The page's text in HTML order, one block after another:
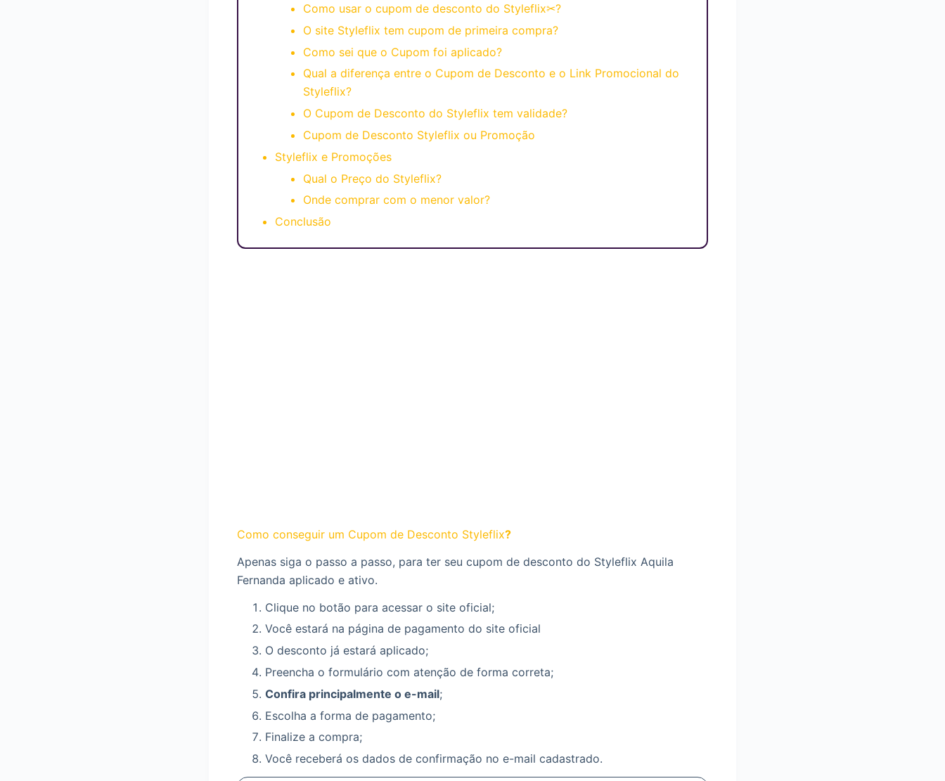
Como usar o cupom de desconto do Styleflix✂?
O site Styleflix tem cupom de primeira compra?
Como sei que o Cupom foi aplicado?
Qual a diferença entre o Cupom de Desconto e o Link Promocional do
Styleflix?
O Cupom de Desconto do Styleflix tem validade?
Cupom de Desconto Styleflix ou Promoção
Styleflix e Promoções
Qual o Preço do Styleflix?
Onde comprar com o menor valor?
Conclusão
Como conseguir um Cupom de Desconto Styleflix?
Apenas siga o passo a passo, para ter seu cupom de desconto do Styleflix Aquila
Fernanda aplicado e ativo.
Clique no botão para acessar o site oficial;
Você estará na página de pagamento do site oficial
O desconto já estará aplicado;
Preencha o formulário com atenção de forma correta;
Confira principalmente o e-mail;
Escolha a forma de pagamento;
Finalize a compra;
Você receberá os dados de confirmação no e-mail cadastrado.